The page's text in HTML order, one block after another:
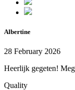
Albertine
28 February 2026
Heerlijk gegeten!
Quality